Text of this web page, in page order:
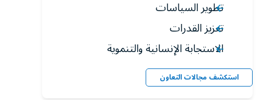
تطوير السياسات
تعزيز القدرات
الاستجابة الإنسانية والتنموية
استكشف مجالات التعاون